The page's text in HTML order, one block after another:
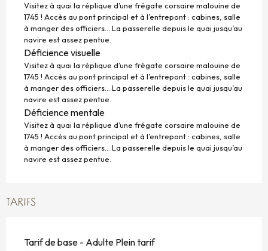
Visitez à quai la réplique d’une frégate corsaire malouine de
1745 ! Accès au pont principal et à l’entrepont : cabines, salle
à manger des officiers… La passerelle depuis le quai jusqu’au
navire est assez pentue.
Déficience visuelle
Visitez à quai la réplique d’une frégate corsaire malouine de
1745 ! Accès au pont principal et à l’entrepont : cabines, salle
à manger des officiers… La passerelle depuis le quai jusqu’au
navire est assez pentue.
Déficience mentale
Visitez à quai la réplique d’une frégate corsaire malouine de
1745 ! Accès au pont principal et à l’entrepont : cabines, salle
à manger des officiers… La passerelle depuis le quai jusqu’au
navire est assez pentue.
TARIFS
Tarif de base - Adulte Plein tarif